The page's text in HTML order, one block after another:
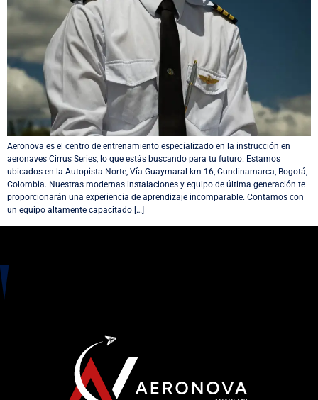
Aeronova es el centro de entrenamiento especializado en la instrucción en
aeronaves Cirrus Series, lo que estás buscando para tu futuro. Estamos
ubicados en la Autopista Norte, Vía Guaymaral km 16, Cundinamarca, Bogotá,
Colombia. Nuestras modernas instalaciones y equipo de última generación te
proporcionarán una experiencia de aprendizaje incomparable. Contamos con
un equipo altamente capacitado […]